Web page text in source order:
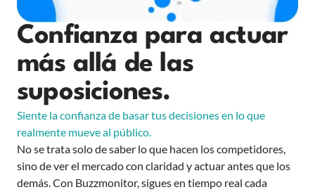
Confianza para actuar
más allá de las
suposiciones.
Siente la confianza de basar tus decisiones en lo que
realmente mueve al público.
No se trata solo de saber lo que hacen los competidores,
sino de ver el mercado con claridad y actuar antes que los
demás. Con Buzzmonitor, sigues en tiempo real cada